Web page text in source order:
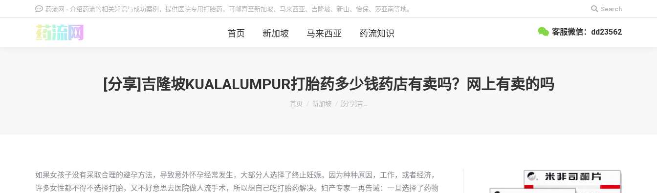
药流网 - 介绍药流的相关知识与成功案例，提供医院专用打胎药，可邮寄至新加坡、马来西亚、吉隆坡、新山、怡保、莎亚南等地。
搜
索：
Search
首页 新加坡 马来西亚 药流知识 客服微信：dd23562
[分享]吉隆坡KUALALUMPUR打胎药多少钱药店有卖吗？网上有卖的吗
你在这里：
首页 新加坡 [分享]吉…
如果女孩子没有采取合理的避孕方法，导致意外怀孕经常发生，大部分人选择了终止妊娠。因为种种原因，工作，或者经济，
许多女性都不得不选择打胎，又不好意思去医院做人流手术，所以想自己吃打胎药解决。妇产专家一再告诫：一旦选择了药物